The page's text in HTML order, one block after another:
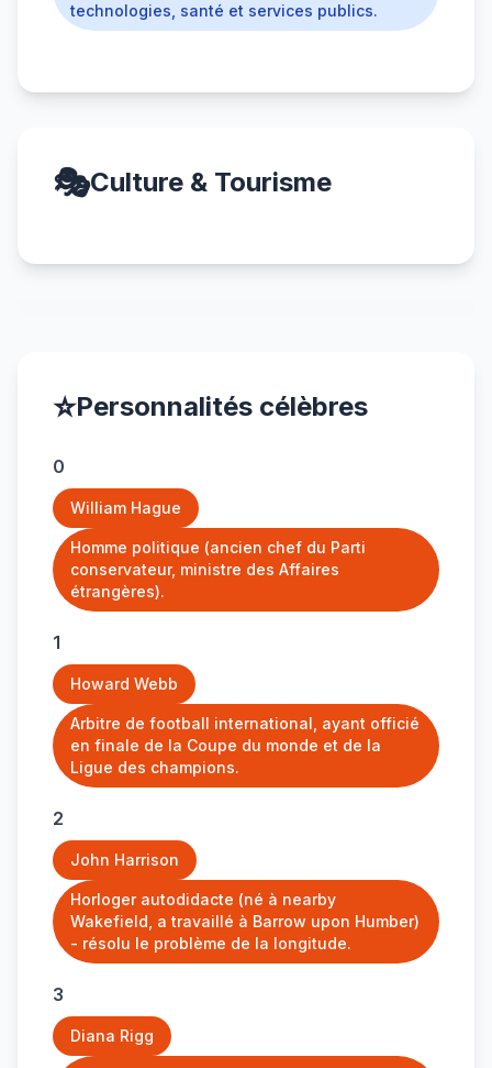
technologies, santé et services publics.
🎭Culture & Tourisme
⭐Personnalités célèbres
0
William Hague
Homme politique (ancien chef du Parti
conservateur, ministre des Affaires
étrangères).
1
Howard Webb
Arbitre de football international, ayant officié
en finale de la Coupe du monde et de la
Ligue des champions.
2
John Harrison
Horloger autodidacte (né à nearby
Wakefield, a travaillé à Barrow upon Humber)
- résolu le problème de la longitude.
3
Diana Rigg